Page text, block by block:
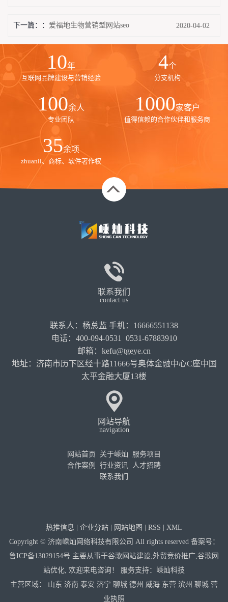
下一篇： 爱福地生物营销型网站seo 2020-04-02
10年
互联网品牌建设与营销经验
4个
分支机构
100余人
专业团队
1000家客户
值得信赖的合作伙伴和服务商
35余项
zhuanli、商标、软件著作权
联系我们
contact us
联系人：杨总监 手机：16666551138
电话：400-094-0531 0531-67883910
邮箱：kefu@tgeye.cn
地址：济南市历下区经十路11666号奥体金融中心C座中国
太平金融大厦13楼
网站导航
navigation
网站首页 关于嵊灿
服务项目
合作案例
行业资讯
人才招聘
联系我们
热推信息 | 企业分站 | 网站地图 | RSS | XML
Copyright © 济南嵊灿网络科技有限公司 All rights reserved 备案号：
鲁ICP备13029154号 主要从事于谷歌网站建设 外贸竞价推广 谷歌网
站优化 , 欢迎来电咨询！ 服务支持： 嵊灿科技
主营区域： 山东 济南 泰安 济宁 聊城 德州 威海 东营 滨州 聊城 营
业执照